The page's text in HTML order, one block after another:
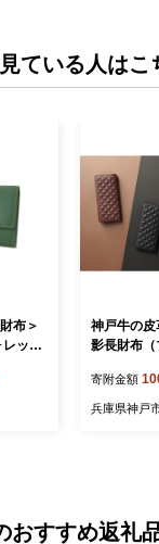
ている人はこ
布＞
ット
神戸牛の
影長財布（
寄附金額
兵庫県神戸
おすすめ返礼